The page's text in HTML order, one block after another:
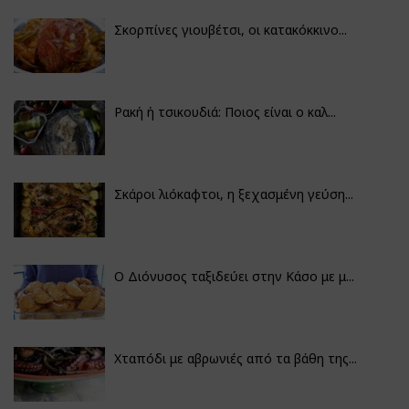
Σκορπίνες γιουβέτσι, οι κατακόκκινο...
Ρακή ή τσικουδιά: Ποιος είναι ο καλ...
Σκάροι λιόκαφτοι, η ξεχασμένη γεύση...
Ο Διόνυσος ταξιδεύει στην Κάσο με μ...
Χταπόδι με αβρωνιές από τα βάθη της...